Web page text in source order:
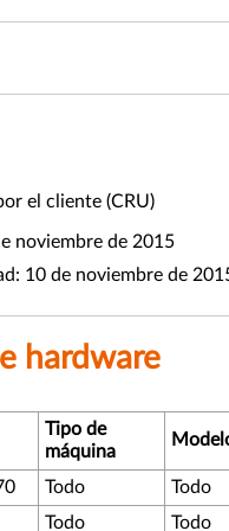
el cliente (CRU)
noviembre de 2015
10 de noviembre de
hardware
Tipo de
máquina
Todo
Todo
Todo Todo